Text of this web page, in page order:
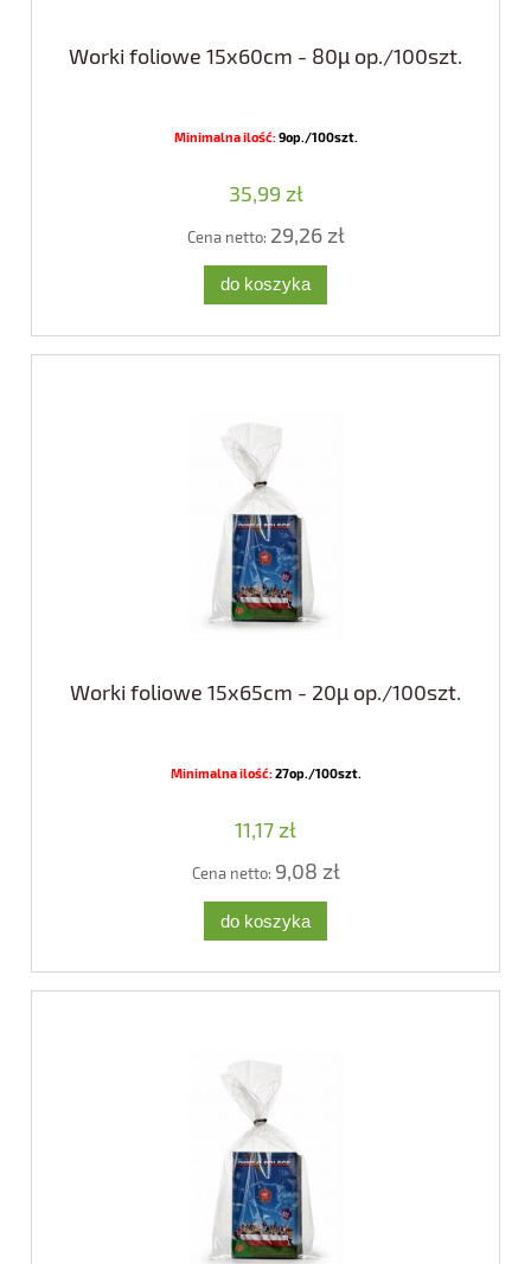
Worki foliowe 15x60cm - 80µ op./100szt.
Minimalna ilość:9op./100szt.
35,99 zł
Cena netto: 29,26 zł
do koszyka
Worki foliowe 15x65cm - 20µ op./100szt.
Minimalna ilość:27op./100szt.
11,17 zł
Cena netto: 9,08 zł
do koszyka